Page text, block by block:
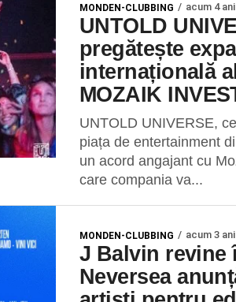
MONDEN-CLUBBING acum 4 ani
UNTOLD
pregătește
internațională
MOZAIK
UNTOLD UNIVERSE,
piața de entertainment
un acord angajant cu
care compania va...
MONDEN-CLUBBING acum 3 ani
J Balvin revine
Neversea